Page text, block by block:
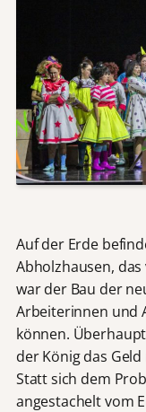
Auf der Erde
Abholzhausen,
war der Bau der
Arbeiterinnen und
können.
der König das
Statt sich dem
angestachelt vom